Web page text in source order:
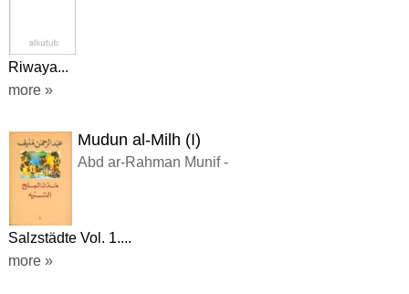
Riwaya...
more »
Mudun al-Milh (I)
Abd ar-Rahman Munif -
Salzstädte Vol. 1....
more »